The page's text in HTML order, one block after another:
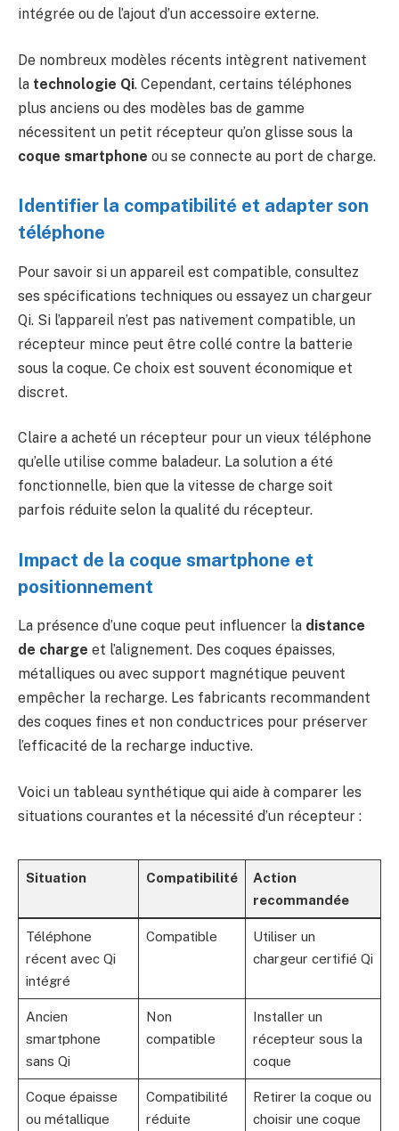
intégrée ou de l’ajout d’un accessoire externe.
De nombreux modèles récents intègrent nativement
la technologie Qi. Cependant, certains téléphones
plus anciens ou des modèles bas de gamme
nécessitent un petit récepteur qu’on glisse sous la
coque smartphone ou se connecte au port de charge.
Identifier la compatibilité et adapter son
téléphone
Pour savoir si un appareil est compatible, consultez
ses spécifications techniques ou essayez un chargeur
Qi. Si l’appareil n’est pas nativement compatible, un
récepteur mince peut être collé contre la batterie
sous la coque. Ce choix est souvent économique et
discret.
Claire a acheté un récepteur pour un vieux téléphone
qu’elle utilise comme baladeur. La solution a été
fonctionnelle, bien que la vitesse de charge soit
parfois réduite selon la qualité du récepteur.
Impact de la coque smartphone et
positionnement
La présence d’une coque peut influencer la distance
de charge et l’alignement. Des coques épaisses,
métalliques ou avec support magnétique peuvent
empêcher la recharge. Les fabricants recommandent
des coques fines et non conductrices pour préserver
l’efficacité de la recharge inductive.
Voici un tableau synthétique qui aide à comparer les
situations courantes et la nécessité d’un récepteur :
Situation Compatibilité
Action
recommandée
Téléphone
récent avec Qi
intégré
Compatible
Utiliser un
chargeur certifié Qi
Ancien
smartphone
sans Qi
Non
compatible
Installer un
récepteur sous la
coque
Coque épaisse
ou métallique
Compatibilité
réduite
Retirer la coque ou
choisir une coque